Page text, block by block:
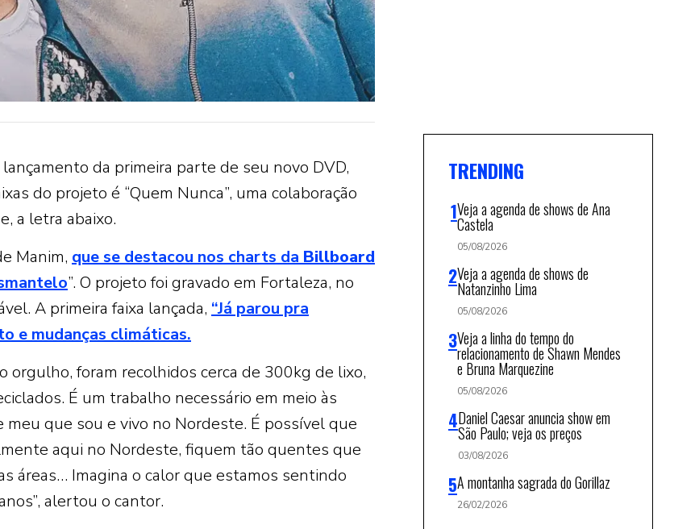
da primeira parte de seu novo DVD,
do projeto é “Quem Nunca”, uma colaboração
a letra abaixo.
Manim, que se destacou nos charts da Billboard
”. O projeto foi gravado em Fortaleza, no
A primeira faixa lançada, “Já parou pra
e mudanças climáticas.
orgulho, foram recolhidos cerca de 300kg de lixo,
É um trabalho necessário em meio às
que sou e vivo no Nordeste. É possível que
aqui no Nordeste, fiquem tão quentes que
áreas… Imagina o calor que estamos sentindo
alertou o cantor.
TRENDING
Veja a agenda de shows de Ana
Castela
05/08/2026
Veja a agenda de shows de
Natanzinho Lima
05/08/2026
Veja a linha do tempo do
relacionamento de Shawn Mendes
e Bruna Marquezine
05/08/2026
Daniel Caesar anuncia show em
São Paulo; veja os preços
03/08/2026
A montanha sagrada do Gorillaz
26/02/2026